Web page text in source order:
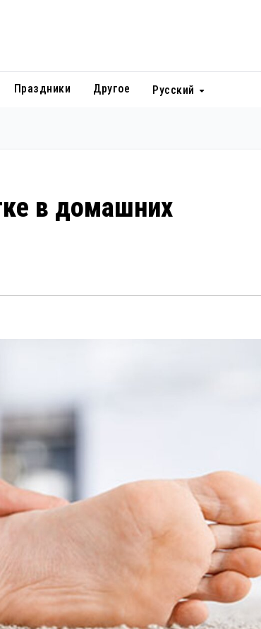
Праздники Другое Русский
в домашних